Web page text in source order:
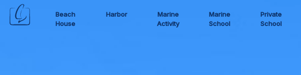
Beach
House
Harbor
Marine
Activity
Marine
School
Private
School